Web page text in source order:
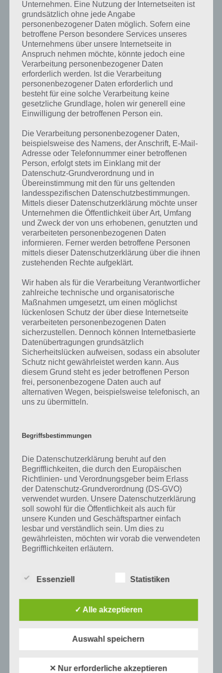
Weitere Lösungen zu 94%
gesucht? Schaue inunsere
Komplettlösung zur App! Dort
kannst du mit der Suche
schnell die Antworten und
Lösungen der über 300 Level
finden!
Du findest Lösungen auch ohne unsere Hilfe, indem du in der App
Münzen einsetzt. Da diese jedoch begrenzt sind, hast du hier stets
die Möglichkeit alle Antworten zu finden!
Die obige Lösung stimmt leider nicht mehr?
Wenn die Lösung, die wir dir oben Etwas, das man macht, wenn es
schneit vorgestellt haben, nicht mehr aktuell sein sollte oder ein
Wort in der Lösung von 94 Prozent fehlt, so teile uns die korrekten
Lösungen einfach in den Kommentaren mit. Nur so können wir stets
die aktuellen Antworten auf die zahlreichen Fragen und Sachverhalte
verändern.
Darum geht es bei 94%
Was ist 94%? In der App 94% musst du auf Basis eines Bildes oder
einer Aussage die Antworten herausfinden, die von anderen Spielern
am häufigsten genannt worden sind. Nur so kannst du das nächste
Level freischalten. Zusammenaddiert ergeben alle Antworten 94
Prozent, wovon die App ihren Namen hat. Entsprechend ist 94
Prozent ein Wort und Rätsel-Spiel. Bereits über 10 Millionen mal
wurde die App mittlerweile heruntergeladen und gehört mit zu den
Auf WhatsApp teilen Teilen auf Facebook
Tweet auf Twitter
Mehr Artikel hier auf Touchportal
Unternehmen. Eine Nutzung der Internetseiten ist
grundsätzlich ohne jede Angabe
personenbezogener Daten möglich. Sofern eine
betroffene Person besondere Services unseres
Unternehmens über unsere Internetseite in
Anspruch nehmen möchte, könnte jedoch eine
Verarbeitung personenbezogener Daten
erforderlich werden. Ist die Verarbeitung
personenbezogener Daten erforderlich und
besteht für eine solche Verarbeitung keine
gesetzliche Grundlage, holen wir generell eine
Einwilligung der betroffenen Person ein.
Die Verarbeitung personenbezogener Daten,
beispielsweise des Namens, der Anschrift, E-Mail-
Adresse oder Telefonnummer einer betroffenen
Person, erfolgt stets im Einklang mit der
Datenschutz-Grundverordnung und in
Übereinstimmung mit den für uns geltenden
landesspezifischen Datenschutzbestimmungen.
Mittels dieser Datenschutzerklärung möchte unser
Unternehmen die Öffentlichkeit über Art, Umfang
und Zweck der von uns erhobenen, genutzten und
verarbeiteten personenbezogenen Daten
informieren. Ferner werden betroffene Personen
mittels dieser Datenschutzerklärung über die ihnen
zustehenden Rechte aufgeklärt.
Wir haben als für die Verarbeitung Verantwortlicher
zahlreiche technische und organisatorische
Maßnahmen umgesetzt, um einen möglichst
lückenlosen Schutz der über diese Internetseite
verarbeiteten personenbezogenen Daten
sicherzustellen. Dennoch können Internetbasierte
Datenübertragungen grundsätzlich
Sicherheitslücken aufweisen, sodass ein absoluter
Schutz nicht gewährleistet werden kann. Aus
diesem Grund steht es jeder betroffenen Person
frei, personenbezogene Daten auch auf
alternativen Wegen, beispielsweise telefonisch, an
uns zu übermitteln.
Begriffsbestimmungen
Die Datenschutzerklärung beruht auf den
Begrifflichkeiten, die durch den Europäischen
Richtlinien- und Verordnungsgeber beim Erlass
der Datenschutz-Grundverordnung (DS-GVO)
verwendet wurden. Unsere Datenschutzerklärung
soll sowohl für die Öffentlichkeit als auch für
unsere Kunden und Geschäftspartner einfach
lesbar und verständlich sein. Um dies zu
gewährleisten, möchten wir vorab die verwendeten
Begrifflichkeiten erläutern.
unter anderem die folgenden Begriffe:
a) personenbezogene Daten
Personenbezogene Daten sind alle
Folgenden „betroffene Person") beziehen.
Essenziell Statistiken
✓ Alle akzeptieren
Auswahl speichern
✕ Nur erforderliche akzeptieren